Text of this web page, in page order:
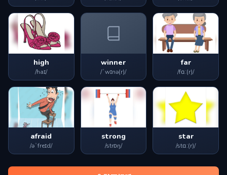
high
/haɪ/
winner
/ˈwɪnə(r)/
far
/fɑː(r)/
afraid
/əˈfreɪd/
strong
/strɒŋ/
star
/stɑː(r)/